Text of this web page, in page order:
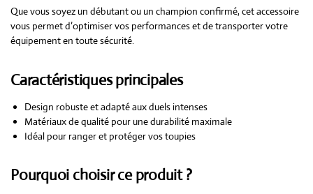
Que vous soyez un débutant ou un champion confirmé, cet accessoire
vous permet d’optimiser vos performances et de transporter votre
équipement en toute sécurité.
Caractéristiques principales
Design robuste et adapté aux duels intenses
Matériaux de qualité pour une durabilité maximale
Idéal pour ranger et protéger vos toupies
Pourquoi choisir ce produit ?